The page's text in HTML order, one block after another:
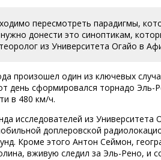
пересмотреть парадигмы,
донести это синоптикам,
из Университета Огайо в
произошел один из ключевых
день сформировался торнадо
в 480 км/ч.
исследователей из
доплеровской
Кроме этого Антон Сеймон,
вживую следил за Эль-Рено, и